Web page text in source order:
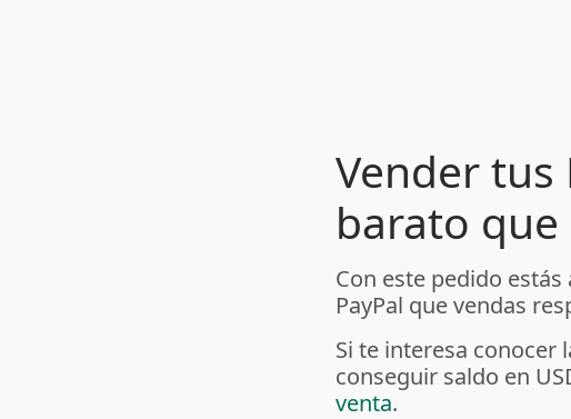
Vender tus
barato que
Con este pedido estás
PayPal que vendas
Si te interesa conocer
conseguir saldo en
venta.